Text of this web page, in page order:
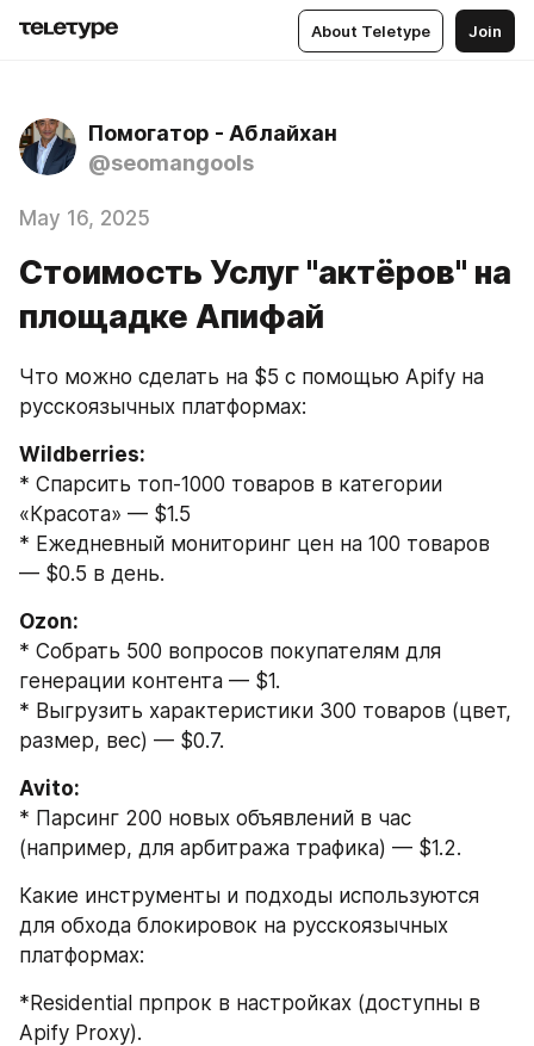
About Teletype Join
Помогатор - Аблайхан
@seomangools
May 16, 2025
Стоимость Услуг "актёров" на
площадке Апифай
Что можно сделать на $5 с помощью Apify на
русскоязычных платформах:
Wildberries:
* Спарсить топ-1000 товаров в категории
«Красота» — $1.5
* Ежедневный мониторинг цен на 100 товаров
— $0.5 в день.
Ozon:
* Собрать 500 вопросов покупателям для
генерации контента — $1.
* Выгрузить характеристики 300 товаров (цвет,
размер, вес) — $0.7.
Avito:
* Парсинг 200 новых объявлений в час
(например, для арбитража трафика) — $1.2.
Какие инструменты и подходы используются
для обхода блокировок на русскоязычных
платформах:
*Residential прпрок в настройках (доступны в
Apify Proxy).